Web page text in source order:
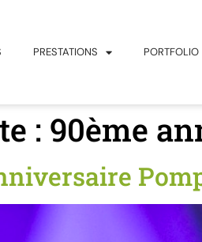
PRESTATIONS PORTFOLIO
: 90ème